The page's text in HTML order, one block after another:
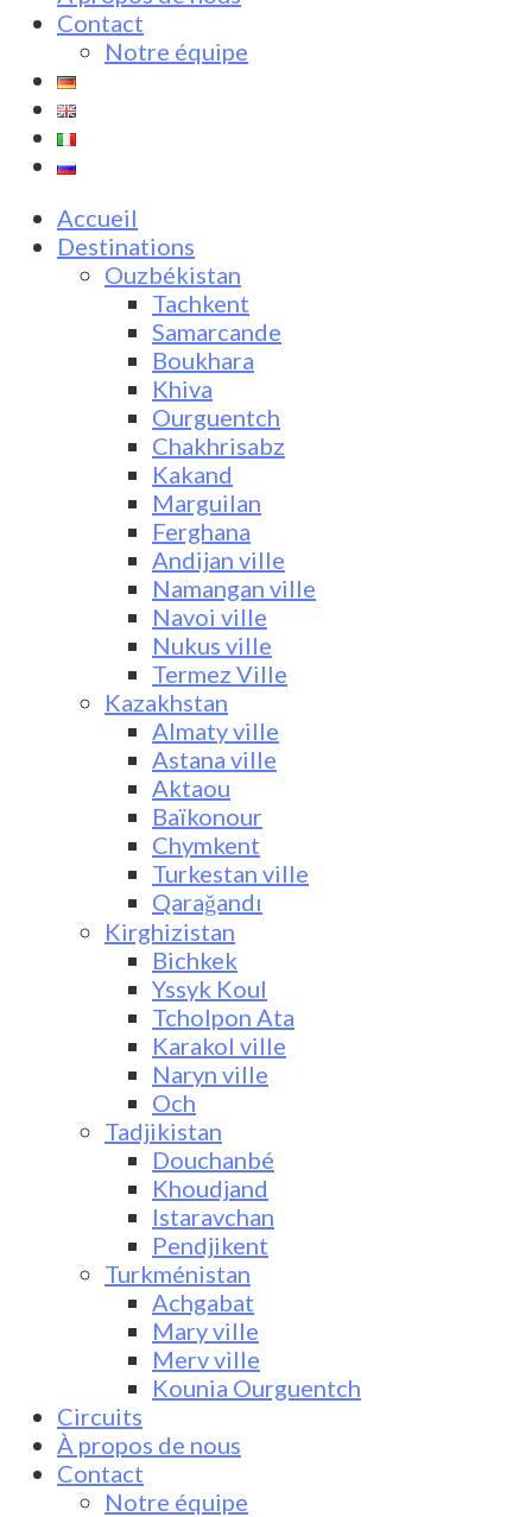
Contact
Notre équipe
Accueil
Destinations
Ouzbékistan
Tachkent
Samarcande
Boukhara
Khiva
Ourguentch
Chakhrisabz
Kakand
Marguilan
Ferghana
Andijan ville
Namangan ville
Navoi ville
Nukus ville
Termez Ville
Kazakhstan
Almaty ville
Astana ville
Aktaou
Baïkonour
Chymkent
Turkestan ville
Qarağandı
Kirghizistan
Bichkek
Yssyk Koul
Tcholpon Ata
Karakol ville
Naryn ville
Och
Tadjikistan
Douchanbé
Khoudjand
Istaravchan
Pendjikent
Turkménistan
Achgabat
Mary ville
Merv ville
Kounia Ourguentch
Circuits
À propos de nous
Contact
Notre équipe